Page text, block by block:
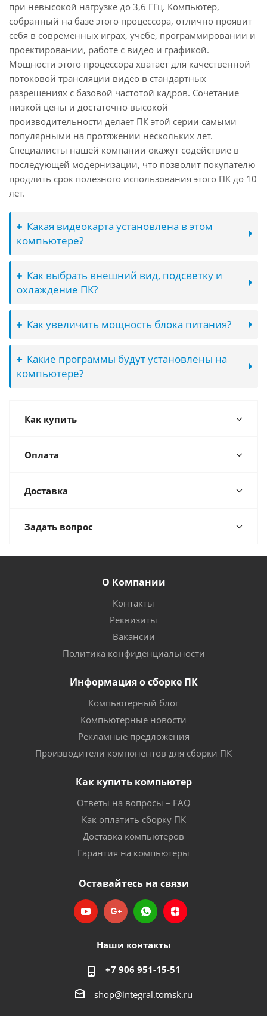
при невысокой нагрузке до 3,6 ГГц. Компьютер,
собранный на базе этого процессора, отлично проявит
себя в современных играх, учебе, программировании и
проектировании, работе с видео и графикой.
Мощности этого процессора хватает для качественной
потоковой трансляции видео в стандартных
разрешениях с базовой частотой кадров. Сочетание
низкой цены и достаточно высокой
производительности делает ПК этой серии самыми
популярными на протяжении нескольких лет.
Специалисты нашей компании окажут содействие в
последующей модернизации, что позволит покупателю
продлить срок полезного использования этого ПК до 10
лет.
Какая видеокарта установлена в этом
компьютере?
Как выбрать внешний вид, подсветку и
охлаждение ПК?
Как увеличить мощность блока питания?
Какие программы будут установлены на
компьютере?
Как купить
Оплата
Доставка
Задать вопрос
О Компании
Контакты
Реквизиты
Вакансии
Политика конфиденциальности
Информация о сборке ПК
Компьютерный блог
Компьютерные новости
Рекламные предложения
Производители компонентов для сборки ПК
Как купить компьютер
Ответы на вопросы – FAQ
Как оплатить сборку ПК
Доставка компьютеров
Гарантия на компьютеры
Оставайтесь на связи
Наши контакты
+7 906 951-15-51
shop@integral.tomsk.ru